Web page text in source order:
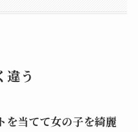
違う
を当てて女の子を綺麗